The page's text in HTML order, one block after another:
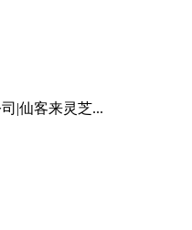
|仙客来灵芝...